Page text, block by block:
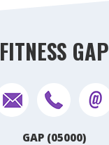
FITNESS GAP
GAP (05000)